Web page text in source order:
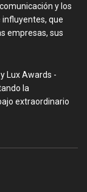
y los
que
empresas, sus
Lux Awards -
la
extraordinario